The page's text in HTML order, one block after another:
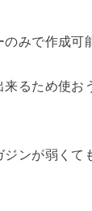
みで作成可
るため使お
ンが弱くて